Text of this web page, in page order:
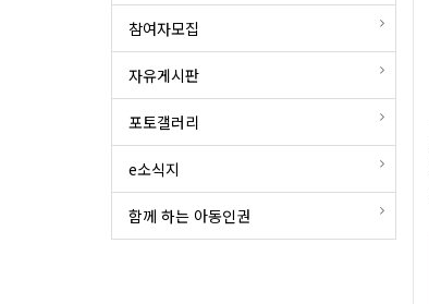
참여자모집
자유게시판
포토갤러리
e소식지
함께 하는 아동인권